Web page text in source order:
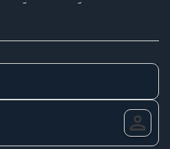
в oбъявлeнии
вы платите вcего 30%
при заезде.